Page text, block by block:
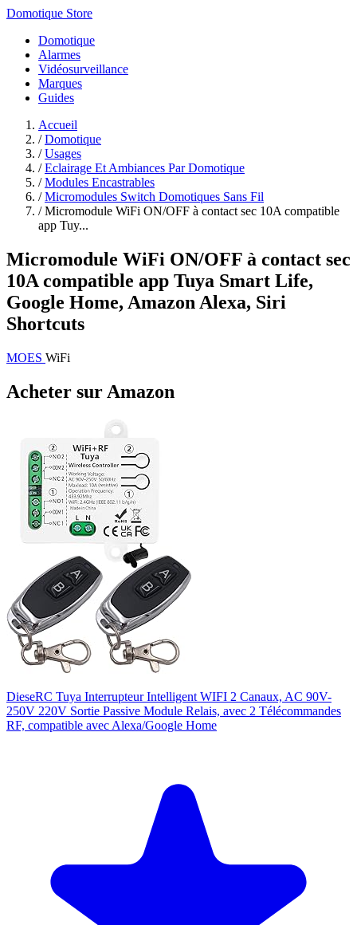
Domotique Store
Domotique
Alarmes
Vidéosurveillance
Marques
Guides
Accueil
/ Domotique
/ Usages
/ Eclairage Et Ambiances Par Domotique
/ Modules Encastrables
/ Micromodules Switch Domotiques Sans Fil
/ Micromodule WiFi ON/OFF à contact sec 10A compatible
app Tuy...
Micromodule WiFi ON/OFF à contact sec
10A compatible app Tuya Smart Life,
Google Home, Amazon Alexa, Siri
Shortcuts
MOES WiFi
Acheter sur Amazon
DieseRC Tuya Interrupteur Intelligent WIFI 2 Canaux, AC 90V-
250V 220V Sortie Passive Module Relais, avec 2 Télécommandes
RF, compatible avec Alexa/Google Home